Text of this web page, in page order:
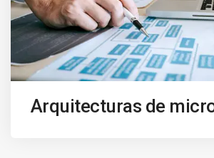
Arquitecturas de